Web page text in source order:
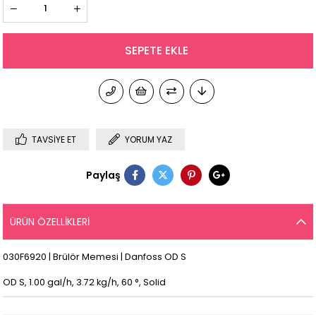
TAVSIYE ET YORUM YAZ
Paylaş
ÜRÜN ÖZELLIKLERI
030F6920 | Brülör Memesi | Danfoss OD S
OD S, 1.00 gal/h, 3.72 kg/h, 60 °, Solid